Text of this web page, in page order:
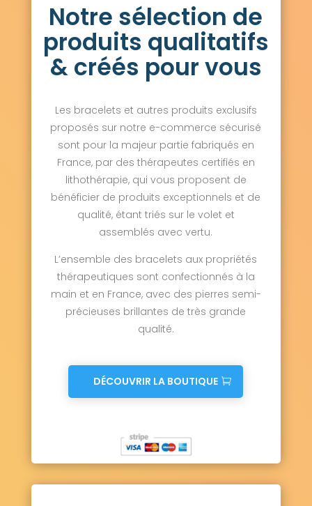
Notre sélection de
produits qualitatifs
& créés pour vous
Les bracelets et autres produits exclusifs
proposés sur notre e-commerce sécurisé
sont pour la majeur partie fabriqués en
France, par des thérapeutes certifiés en
lithothérapie, qui vous proposent de
bénéficier de produits exceptionnels et de
qualité, étant triés sur le volet et
assemblés avec vertu.
L’ensemble des bracelets aux propriétés
thérapeutiques sont confectionnés à la
main et en France, avec des pierres semi-
précieuses brillantes de très grande
qualité.
DÉCOUVRIR LA BOUTIQUE